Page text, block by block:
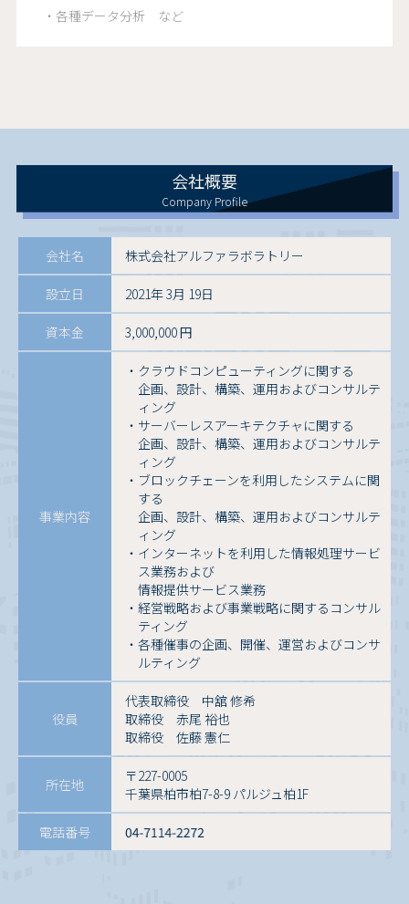
・各種データ分析 など
会社概要
Company Profile
会社名 株式会社アルファラボラトリー
設立日 2021年 3月 19日
資本金 3,000,000 円
事業内容
・クラウドコンピューティングに関する
企画、設計、構築、運用およびコンサルテ
ィング
・サーバーレスアーキテクチャに関する
企画、設計、構築、運用およびコンサルテ
ィング
・ブロックチェーンを利用したシステムに関
する
企画、設計、構築、運用およびコンサルテ
ィング
・インターネットを利用した情報処理サービ
ス業務および
情報提供サービス業務
・経営戦略および事業戦略に関するコンサル
ティング
・各種催事の企画、開催、運営およびコンサ
ルティング
役員
代表取締役 中舘 修希
取締役 赤尾 裕也
取締役 佐藤 憲仁
所在地
〒227-0005
千葉県柏市柏7-8-9 パルジュ柏1F
電話番号